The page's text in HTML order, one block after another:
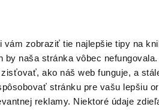
zobraziť tie najlepšie tipy na
naša stránka vôbec
ako náš web funguje, a
stránku pre vašu lepšiu
reklamy. Niektoré údaje